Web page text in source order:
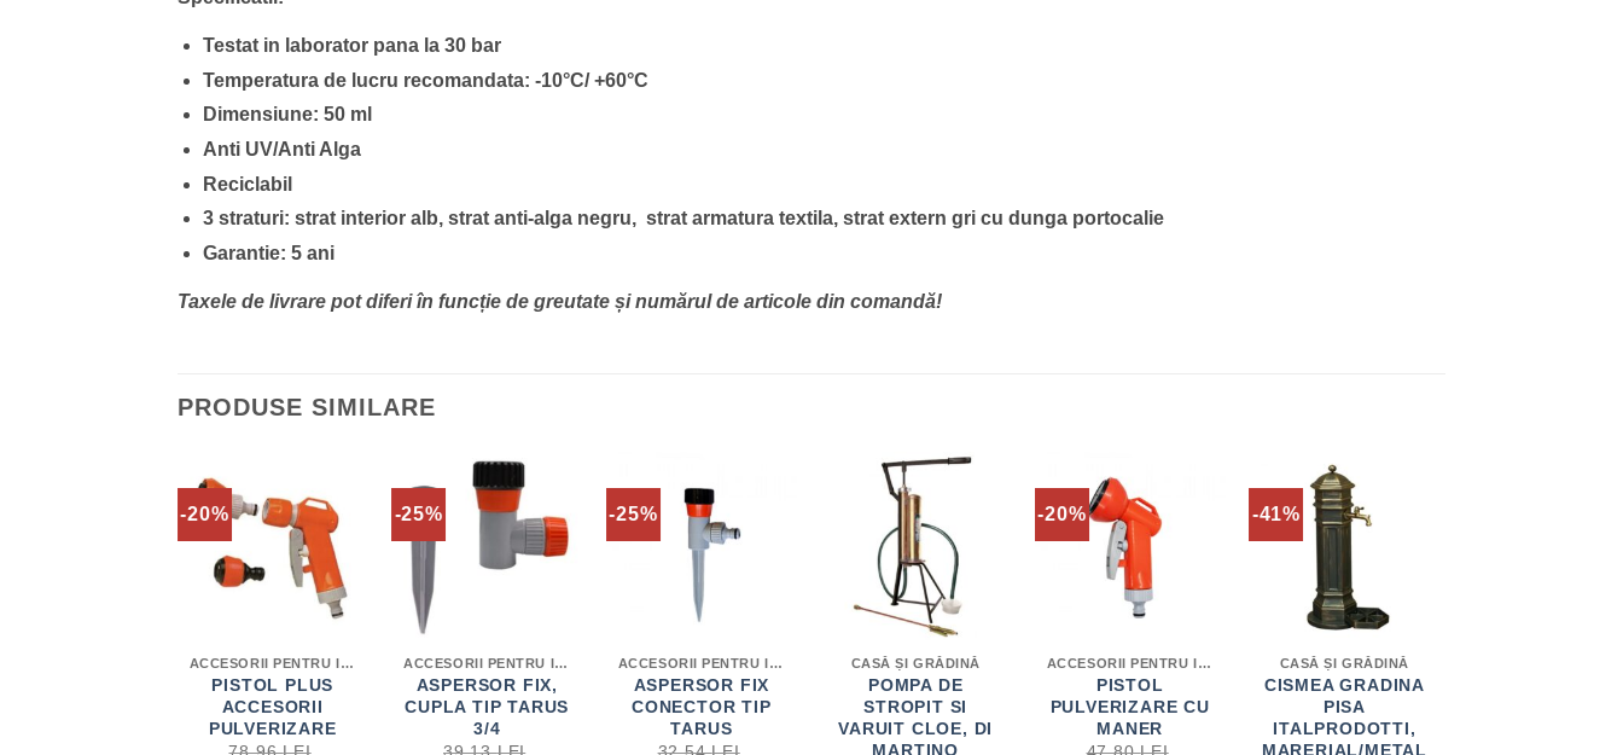
Testat in laborator pana la 30 bar
Temperatura de lucru recomandata: -10°C/ +60°C
Dimensiune: 50 ml
Anti UV/Anti Alga
Reciclabil
3 straturi: strat interior alb, strat anti-alga negru, strat armatura textila, strat extern gri cu dunga portocalie
Garantie: 5 ani
Taxele de livrare pot diferi în funcție de greutate și numărul de articole din comandă!
PRODUSE SIMILARE
-20%
ACCESORII PENTRU IRIGAȚII
PISTOL PLUS
ACCESORII
PULVERIZARE
-25%
ACCESORII PENTRU IRIGAȚII
ASPERSOR FIX,
CUPLA TIP TARUS
3/4
-25%
ACCESORII PENTRU IRIGAȚII
ASPERSOR FIX
CONECTOR TIP
TARUS
CASĂ ȘI GRĂDINĂ
POMPA DE
STROPIT SI
VARUIT CLOE, DI
MARTINO
-20%
ACCESORII PENTRU IRIGAȚII
PISTOL
PULVERIZARE CU
MANER
-41%
CASĂ ȘI GRĂDINĂ
CISMEA GRADINA
PISA
ITALPRODOTTI,
MARERIAL/METAL